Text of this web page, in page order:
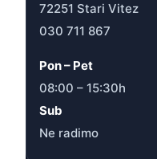
72251 Stari Vitez
030 711 867
Pon – Pet
08:00 – 15:30h
Sub
Ne radimo